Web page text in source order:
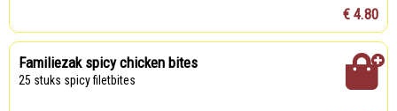
€ 4.80
Familiezak spicy chicken bites
25 stuks spicy filetbites